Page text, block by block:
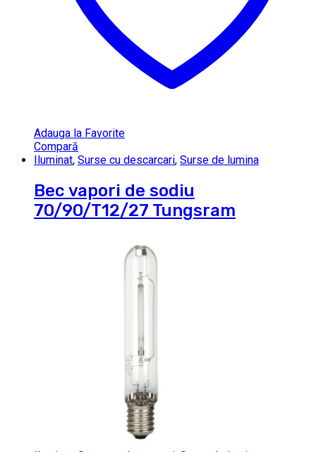
Adauga la Favorite
Compară
Iluminat, Surse cu descarcari, Surse de lumina
Bec vapori de sodiu
70/90/T12/27 Tungsram